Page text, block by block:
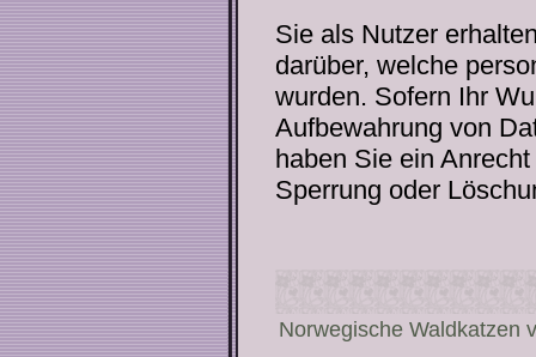
Sie als Nutzer
darüber, welche
wurden. Sofern Ihr
Aufbewahrung von
haben Sie ein
Sperrung oder
Norwegische Waldkatzen